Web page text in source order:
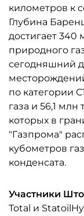
километров к
Глубина
достигает 340
природного
сегодняшний
по категории
газа и 56,1 млн
которых в
"Газпрома"
кубометров
конденсата.
Участники
Total и